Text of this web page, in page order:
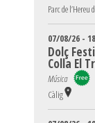
Parc de l’Hereu
07/08/26 -
Dolç
Colla El
Música
Càlig